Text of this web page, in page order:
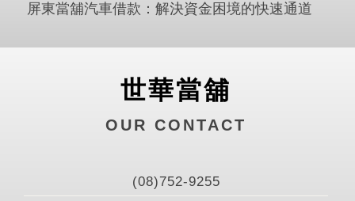
屏東當舖汽車借款：解決資金困境的快速通道​
世華當舖
OUR CONTACT
(08)752-9255